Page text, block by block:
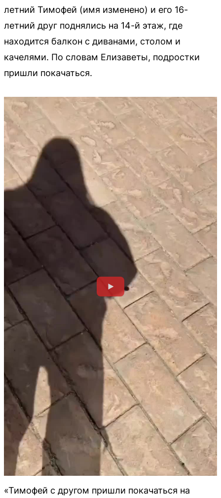
летний Тимофей (имя изменено) и его 16-
летний друг поднялись на 14-й этаж, где
находится балкон с диванами, столом и
качелями. По словам Елизаветы, подростки
пришли покачаться.
«Тимофей с другом пришли покачаться на